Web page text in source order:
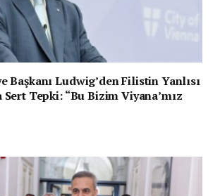
Başkanı Ludwig’den Filistin Yanlısı
Tepki: “Bu Bizim Viyana’mız